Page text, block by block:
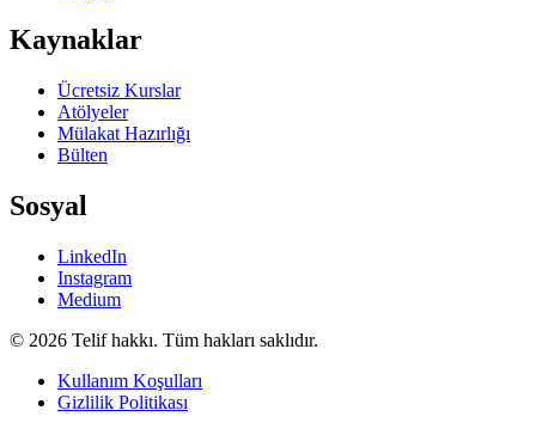
Kaynaklar
Ücretsiz Kurslar
Atölyeler
Mülakat Hazırlığı
Bülten
Sosyal
LinkedIn
Instagram
Medium
© 2026 Telif hakkı. Tüm hakları saklıdır.
Kullanım Koşulları
Gizlilik Politikası